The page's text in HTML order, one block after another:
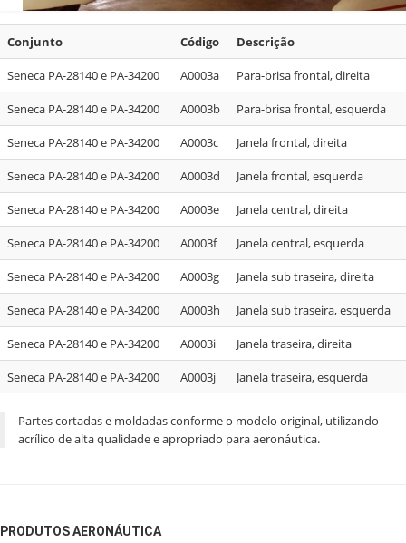
Conjunto Código Descrição
Seneca PA-28140 e PA-34200 A0003a Para-brisa frontal, direita
Seneca PA-28140 e PA-34200 A0003b Para-brisa frontal, esquerda
Seneca PA-28140 e PA-34200 A0003c Janela frontal, direita
Seneca PA-28140 e PA-34200 A0003d Janela frontal, esquerda
Seneca PA-28140 e PA-34200 A0003e Janela central, direita
Seneca PA-28140 e PA-34200 A0003f Janela central, esquerda
Seneca PA-28140 e PA-34200 A0003g Janela sub traseira, direita
Seneca PA-28140 e PA-34200 A0003h Janela sub traseira, esquerda
Seneca PA-28140 e PA-34200 A0003i Janela traseira, direita
Seneca PA-28140 e PA-34200 A0003j Janela traseira, esquerda
Partes cortadas e moldadas conforme o modelo original, utilizando
acrílico de alta qualidade e apropriado para aeronáutica.
PRODUTOS AERONÁUTICA